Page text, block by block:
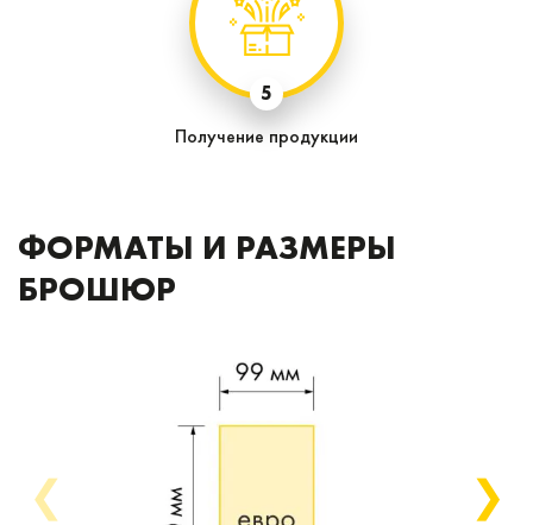
5
Получение продукции
ФОРМАТЫ И РАЗМЕРЫ
БРОШЮР
❮ ❯